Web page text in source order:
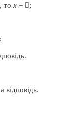
тоx = ;
відповідь.